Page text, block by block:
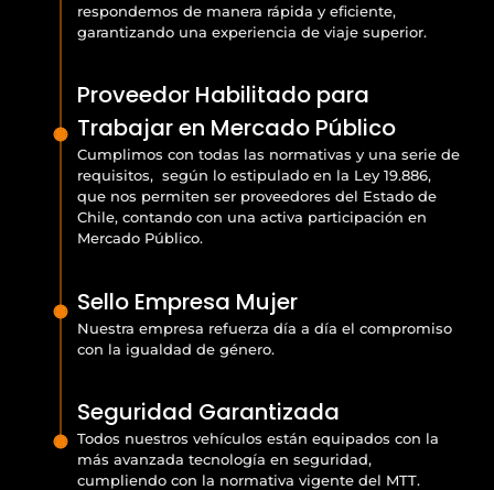
respondemos de manera rápida y eficiente,
garantizando una experiencia de viaje superior.
Proveedor Habilitado para
Trabajar en Mercado Público
Cumplimos con todas las normativas y una serie de
requisitos, según lo estipulado en la Ley 19.886,
que nos permiten ser proveedores del Estado de
Chile, contando con una activa participación en
Mercado Público.
Sello Empresa Mujer
Nuestra empresa refuerza día a día el compromiso
con la igualdad de género.
Seguridad Garantizada
Todos nuestros vehículos están equipados con la
más avanzada tecnología en seguridad,
cumpliendo con la normativa vigente del MTT.